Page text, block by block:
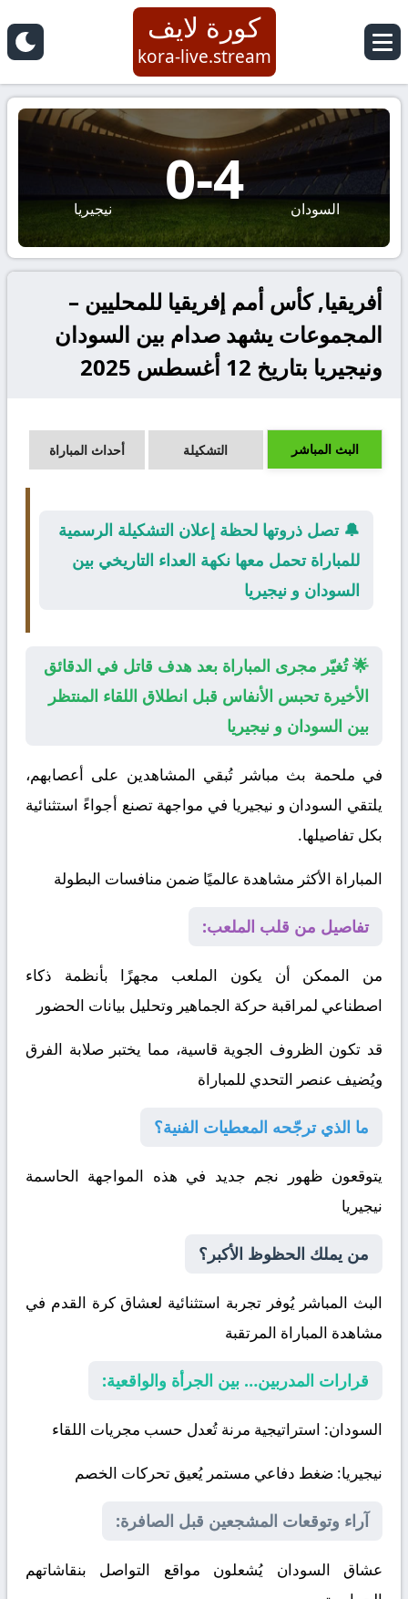
كورة لايف
kora-live.stream
السودان 4
-
0 نيجيريا
أفريقيا, كأس أمم إفريقيا للمحليين –
المجموعات يشهد صدام بين السودان
ونيجيريا بتاريخ 12 أغسطس 2025
البث المباشر التشكيلة أحداث المباراة
🔔 تصل ذروتها لحظة إعلان التشكيلة الرسمية
للمباراة تحمل معها نكهة العداء التاريخي بين
السودان و نيجيريا
🌟 تُغيّر مجرى المباراة بعد هدف قاتل في الدقائق
الأخيرة تحبس الأنفاس قبل انطلاق اللقاء المنتظر
بين السودان و نيجيريا
في ملحمة بث مباشر تُبقي المشاهدين على أعصابهم،
يلتقي السودان و نيجيريا في مواجهة تصنع أجواءً استثنائية
بكل تفاصيلها.
المباراة الأكثر مشاهدة عالميًا ضمن منافسات البطولة
تفاصيل من قلب الملعب:
من الممكن أن يكون الملعب مجهزًا بأنظمة ذكاء
اصطناعي لمراقبة حركة الجماهير وتحليل بيانات الحضور
قد تكون الظروف الجوية قاسية، مما يختبر صلابة الفرق
ويُضيف عنصر التحدي للمباراة
ما الذي ترجّحه المعطيات الفنية؟
يتوقعون ظهور نجم جديد في هذه المواجهة الحاسمة
نيجيريا
من يملك الحظوظ الأكبر؟
البث المباشر يُوفر تجربة استثنائية لعشاق كرة القدم في
مشاهدة المباراة المرتقبة
قرارات المدربين… بين الجرأة والواقعية:
السودان: استراتيجية مرنة تُعدل حسب مجريات اللقاء
نيجيريا: ضغط دفاعي مستمر يُعيق تحركات الخصم
آراء وتوقعات المشجعين قبل الصافرة:
عشاق السودان يُشعلون مواقع التواصل بنقاشاتهم